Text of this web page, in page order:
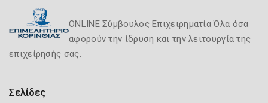
ONLINE Σύμβουλος Επιχειρηματία Όλα όσα
αφορούν την ίδρυση και την λειτουργία της
επιχείρησής σας.
Σελίδες